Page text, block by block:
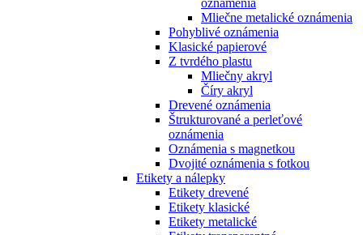
oznámenia
Mliečne metalické oznámenia
Pohyblivé oznámenia
Klasické papierové
Z tvrdého plastu
Mliečny akryl
Číry akryl
Drevené oznámenia
Štrukturované a perleťové
oznámenia
Oznámenia s magnetkou
Dvojité oznámenia s fotkou
Etikety a nálepky
Etikety drevené
Etikety klasické
Etikety metalické